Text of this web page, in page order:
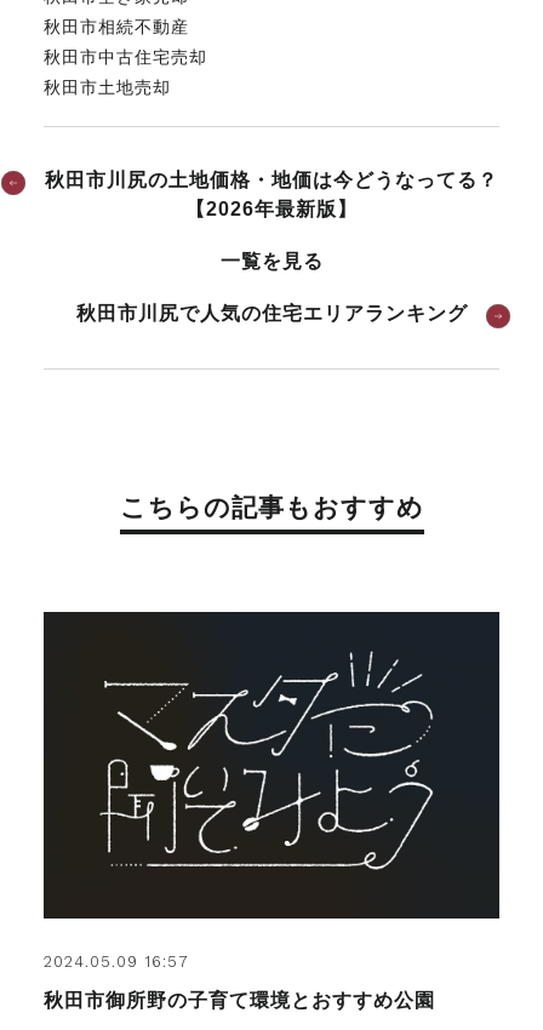
秋田市相続不動産
秋田市中古住宅売却
秋田市土地売却
秋田市川尻の土地価格・地価は今どうなってる？
【2026年最新版】
一覧を見る
秋田市川尻で人気の住宅エリアランキング
こちらの記事もおすすめ
2024.05.09 16:57
秋田市御所野の子育て環境とおすすめ公園